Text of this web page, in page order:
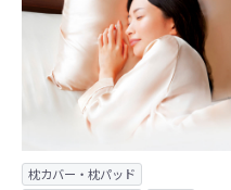
枕カバー・枕パッド